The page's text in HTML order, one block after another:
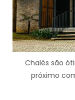
Chalés são
próximo